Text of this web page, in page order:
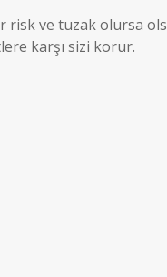
risk ve tuzak olursa
karşı sizi korur.